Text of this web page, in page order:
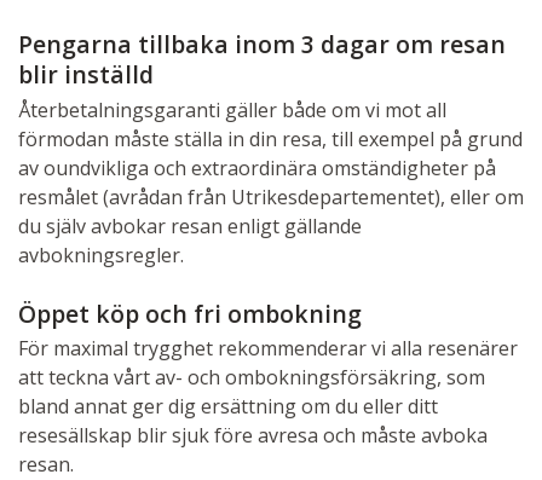
Pengarna tillbaka inom 3 dagar om resan
blir inställd
Återbetalningsgaranti gäller både om vi mot all
förmodan måste ställa in din resa, till exempel på grund
av oundvikliga och extraordinära omständigheter på
resmålet (avrådan från Utrikesdepartementet), eller om
du själv avbokar resan enligt gällande
avbokningsregler.
Öppet köp och fri ombokning
För maximal trygghet rekommenderar vi alla resenärer
att teckna vårt av- och ombokningsförsäkring, som
bland annat ger dig ersättning om du eller ditt
resesällskap blir sjuk före avresa och måste avboka
resan.